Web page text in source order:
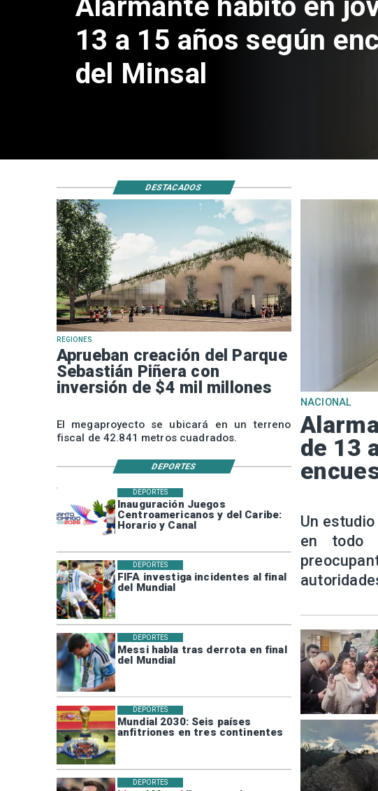
Aprueban creación del
Sebastián Piñera con
de $4 mil millones
Inauguración Juegos
Centroamericanos y del Caribe:
Horario y Canal
DEPORTES
FIFA investiga incidentes al final
del Mundial
DEPORTES
Messi habla tras derrota en final
del Mundial
DEPORTES
Mundial 2030: Seis países
anfitriones en tres continentes
DEPORTES
DEPORTES
REGIONES
Aprueban creación del Parque
Sebastián Piñera con
inversión de $4 mil millones
El megaproyecto se ubicará en un terreno
fiscal de 42.841 metros cuadrados.
NACIONAL
de 13
Un
en todo
DESTACADOS
DEPORTES